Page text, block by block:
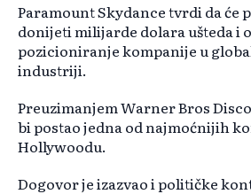
Paramount Skydance tvrdi da će
donijeti milijarde dolara ušteda i
pozicioniranje kompanije u
industriji.
Preuzimanjem Warner Bros
bi postao jedna od najmoćnijih
Hollywoodu.
Dogovor je izazvao i političke